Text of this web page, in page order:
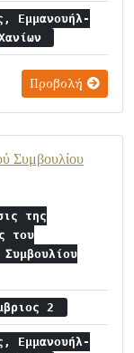
Εμμανουήλ-
Προβολή
Συμβουλίου
της
του
Συμβουλίου
2
Εμμανουήλ-